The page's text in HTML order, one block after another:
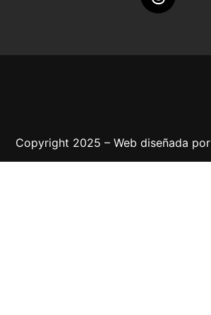
Copyright 2025 – Web diseñada por